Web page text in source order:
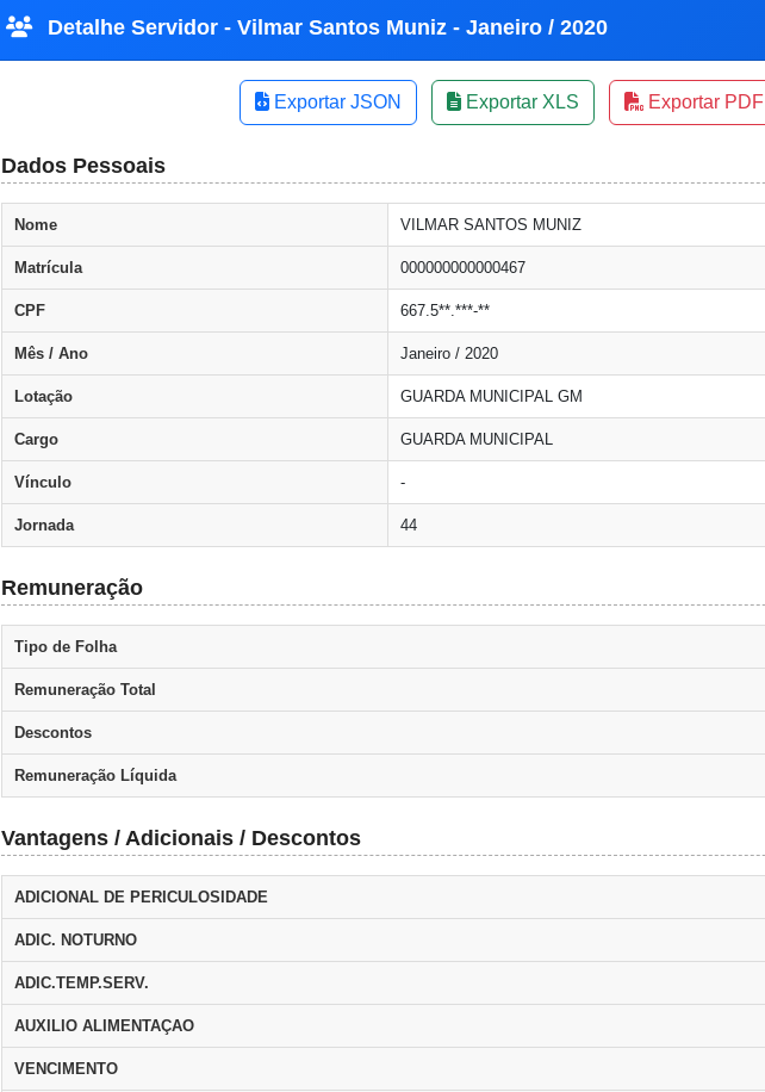
Detalhe Servidor - Vilmar Santos Muniz - Janeiro / 2020
Exportar JSON Exportar XLS Exportar PDF
Dados Pessoais
Nome VILMAR SANTOS MUNIZ
Matrícula 000000000000467
CPF 667.5**.***-**
Mês / Ano Janeiro / 2020
Lotação GUARDA MUNICIPAL GM
Cargo GUARDA MUNICIPAL
Vínculo -
Jornada 44
Remuneração
Tipo de Folha
Remuneração Total
Descontos
Remuneração Líquida
Vantagens / Adicionais / Descontos
ADICIONAL DE PERICULOSIDADE
ADIC. NOTURNO
ADIC.TEMP.SERV.
AUXILIO ALIMENTAÇAO
VENCIMENTO